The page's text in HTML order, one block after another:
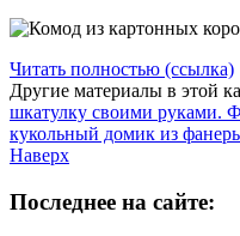
Читать полностью (ссылка)
Другие материалы в этой
шкатулку своими руками.
кукольный домик из
Наверх
Последнее на сайте: